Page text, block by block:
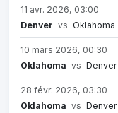
11 avr. 2026, 03:00
Denver vs Oklahoma
10 mars 2026, 00:30
Oklahoma vs Denver
28 févr. 2026, 03:30
Oklahoma vs Denver